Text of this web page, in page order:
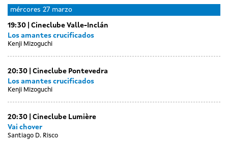
xoves
21
marzo
Day
without
sessions
venres
22
marzo
Day
without
sessions
sábado
23
marzo
Day
without
sessions
luns
25
marzo
Day
without
sessions
martes
marzo
Day
without
sessions
mércores 27 marzo
19:30
Cineclube Valle-Inclán
Los amantes crucificados
Kenji Mizoguchi
20:30
Cineclube Pontevedra
Los amantes crucificados
Kenji Mizoguchi
20:30
Cineclube Lumière
Vai chover
Santiago D. Risco